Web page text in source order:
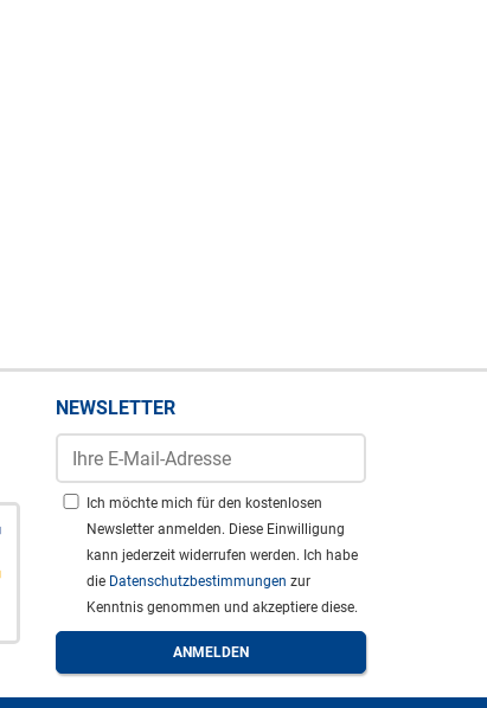
NEWSLETTER
Ich möchte mich für den kostenlosen
Newsletter anmelden. Diese Einwilligung
kann jederzeit widerrufen werden. Ich habe
die Datenschutzbestimmungen zur
Kenntnis genommen und akzeptiere diese.